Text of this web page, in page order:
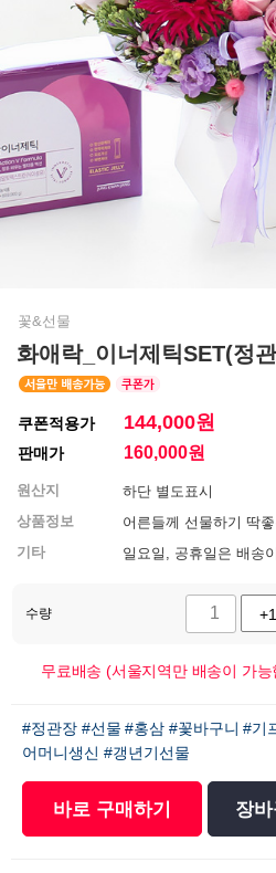
꽃&선물
화애락_이너제틱SET(정
쿠폰적용가 144,000원
판매가 160,000원
원산지
하단 별도표시
상품정보
어른들께 선물하기 딱
기타
일요일, 공휴일은 배송
수량 +1
무료배송 (서울지역만 배송이 가
#정관장 #선물 #홍삼 #꽃바구니 #기
어머니생신 #갱년기선물
바로 구매하기 장바